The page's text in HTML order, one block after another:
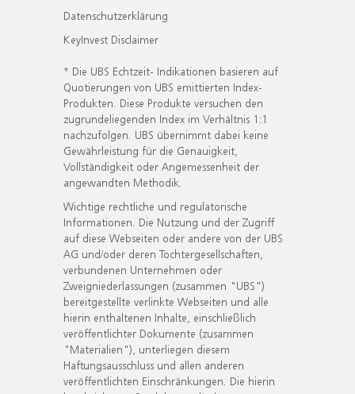
Datenschutzerklärung
KeyInvest Disclaimer
* Die UBS Echtzeit- Indikationen basieren auf
Quotierungen von UBS emittierten Index-
Produkten. Diese Produkte versuchen den
zugrundeliegenden Index im Verhältnis 1:1
nachzufolgen. UBS übernimmt dabei keine
Gewährleistung für die Genauigkeit,
Vollständigkeit oder Angemessenheit der
angewandten Methodik.
Wichtige rechtliche und regulatorische
Informationen. Die Nutzung und der Zugriff
auf diese Webseiten oder andere von der UBS
AG und/oder deren Tochtergesellschaften,
verbundenen Unternehmen oder
Zweigniederlassungen (zusammen "UBS")
bereitgestellte verlinkte Webseiten und alle
hierin enthaltenen Inhalte, einschließlich
veröffentlichter Dokumente (zusammen
"Materialien"), unterliegen diesem
Haftungsausschluss und allen anderen
veröffentlichten Einschränkungen. Die hierin